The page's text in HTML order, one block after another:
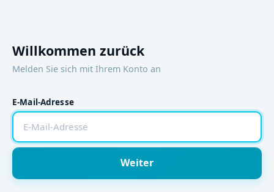
Willkommen zurück
Melden Sie sich mit Ihrem Konto an
E-Mail-Adresse
Weiter